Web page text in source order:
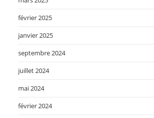
février 2025
janvier 2025
septembre 2024
juillet 2024
mai 2024
février 2024